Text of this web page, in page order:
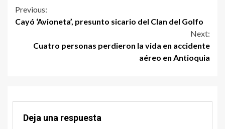
Previous:
Cayó ‘Avioneta’, presunto sicario del Clan del Golfo
Next:
Cuatro personas perdieron la vida en accidente
aéreo en Antioquia
Deja una respuesta